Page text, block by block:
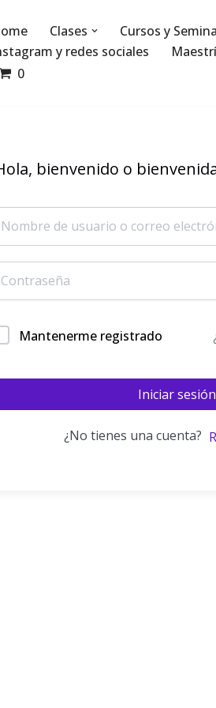
Clases Cursos y
y redes sociales
0
bienvenido o
Mantenerme registrado
Iniciar sesión
¿No tienes una cuenta?